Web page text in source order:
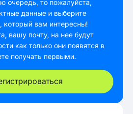
очередь, то пожалуйста,
данные и выберите
который вам интересны!
вашу почту, на нее будут
как только они появятся в
получать первыми.